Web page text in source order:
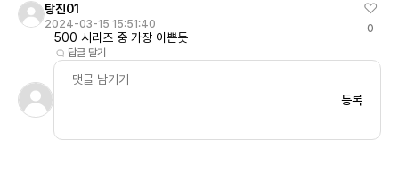
탕진01
2024-03-15 15:51:40
500 시리즈 중 가장 이쁜듯
답글 달기
0
등록